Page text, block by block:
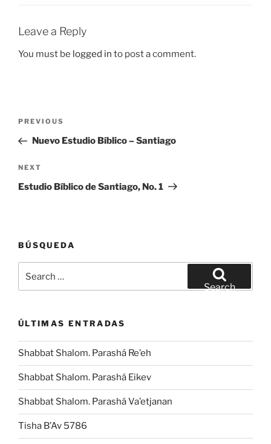
Leave a Reply
You must be logged in to post a comment.
Previous
Post
PREVIOUS
Nuevo Estudio Bíblico – Santiago
Next
Post
NEXT
Estudio Bíblico de Santiago, No. 1
BÚSQUEDA
for:
Search
ÚLTIMAS ENTRADAS
Shabbat Shalom. Parashá Re’eh
Shabbat Shalom. Parashá Eikev
Shabbat Shalom. Parashá Va’etjanan
Tisha B’Av 5786